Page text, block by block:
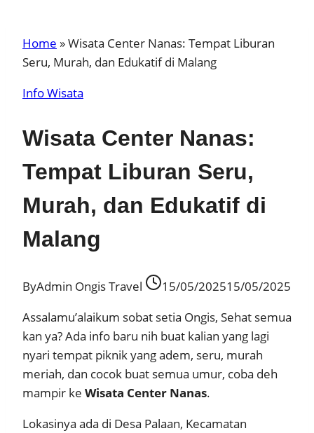
Home »Wisata Center Nanas: Tempat Liburan
Seru, Murah, dan Edukatif di Malang
Info Wisata
Wisata Center Nanas:
Tempat Liburan Seru,
Murah, dan Edukatif di
Malang
ByAdmin Ongis Travel 15/05/202515/05/2025
Assalamu’alaikum sobat setia Ongis, Sehat semua
kan ya? Ada info baru nih buat kalian yang lagi
nyari tempat piknik yang adem, seru, murah
meriah, dan cocok buat semua umur, coba deh
mampir ke Wisata Center Nanas.
Lokasinya ada di Desa Palaan, Kecamatan